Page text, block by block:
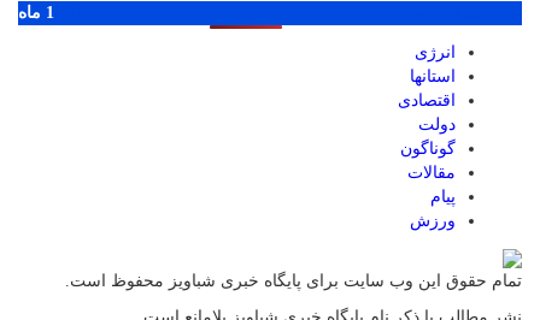
1 ماه
انرژی
استانها
اقتصادی
دولت
گوناگون
مقالات
پیام
ورزش
تمام حقوق این وب سایت برای پایگاه خبری شباویز محفوظ است.